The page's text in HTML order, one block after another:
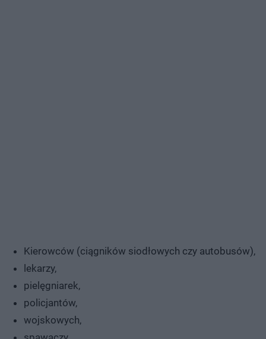
Kierowców (ciągników siodłowych czy autobusów),
lekarzy,
pielęgniarek,
policjantów,
wojskowych,